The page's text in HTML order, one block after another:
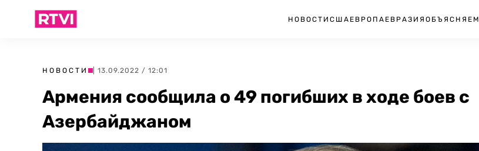
НОВОСТИ США ЕВРОПА ЕВРАЗИЯ ОБЪЯСНЯЕМ
НОВОСТИ | 13.09.2022 / 12:01
Армения сообщила о 49 погибших в ходе боев с
Азербайджаном